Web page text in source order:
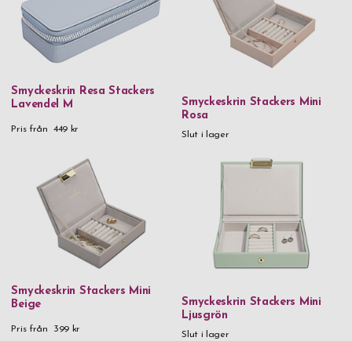
Smyckeskrin Resa Stackers
Lavendel M
Pris från 449 kr
Smyckeskrin Stackers Mini
Rosa
Slut i lager
Smyckeskrin Stackers Mini
Beige
Pris från 399 kr
Smyckeskrin Stackers Mini
Ljusgrön
Slut i lager